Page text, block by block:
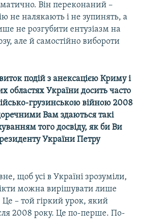
Він переконаний –
не налякають і не зупинять, а
не розгубити ентузіазм на
але й самостійно вибороти
подій з анексацією Криму і
областях України досить часто
грузинською війною 2008
Вам здаються такі
того досвіду, як би Ви
України Петру
щоб усі в Україні зрозуміли,
можна вирішувати лише
– той гіркий урок, який
2008 року. Це по-перше. По-